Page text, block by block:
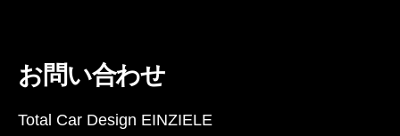
お問い合わせ
Total Car Design EINZIELE